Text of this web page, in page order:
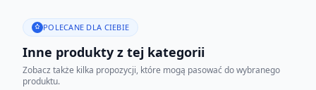
POLECANE DLA CIEBIE
Inne produkty z tej kategorii
Zobacz także kilka propozycji, które mogą pasować do wybranego
produktu.